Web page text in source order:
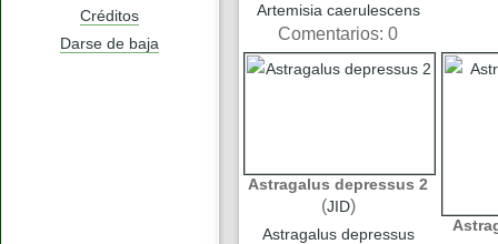
Créditos
Darse de baja
Artemisia caerulescens
Comentarios: 0
Astragalus depressus 2
(JID)
Astragalus depressus